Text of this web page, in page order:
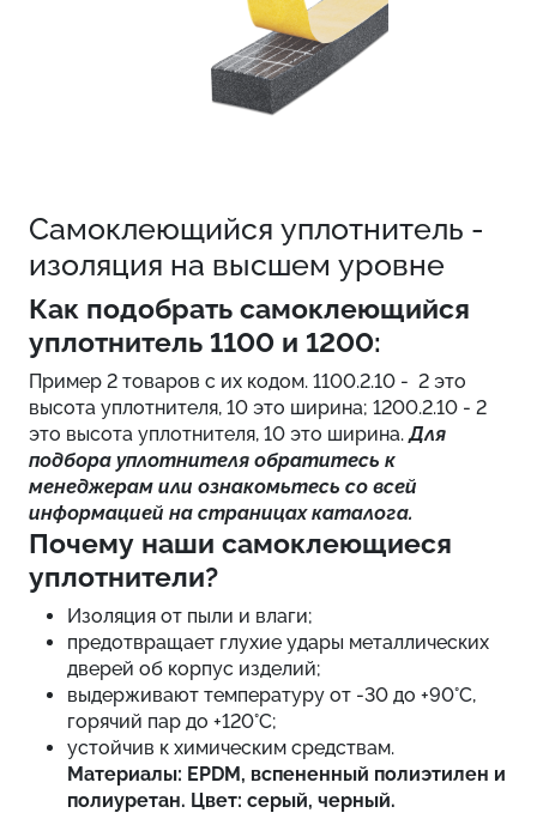
Cамоклеющийся уплотнитель -
изоляция на высшем уровне
Как подобрать самоклеющийся
уплотнитель 1100 и 1200:
Пример 2 товаров с их кодом. 1100.2.10 - 2 это
высота уплотнителя, 10 это ширина; 1200.2.10 - 2
это высота уплотнителя, 10 это ширина. Для
подбора уплотнителя обратитесь к
менеджерам или ознакомьтесь со всей
информацией на страницах каталога.
Почему наши самоклеющиеся
уплотнители?
Изоляция от пыли и влаги;
предотвращает глухие удары металлических
дверей об корпус изделий;
выдерживают температуру от -30 до +90°C,
горячий пар до +120°C;
устойчив к химическим средствам.
Материалы: EPDM, вспененный полиэтилен и
полиуретан. Цвет: серый, черный.